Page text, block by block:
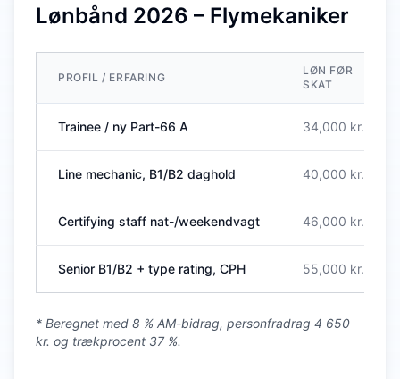
Lønbånd 2026 – Flymekaniker
PROFIL / ERFARING
LØN FØR
SKAT
Trainee / ny Part-66 A 34,000 kr.
Line mechanic, B1/B2 daghold 40,000 kr.
Certifying staff nat-/weekendvagt 46,000 kr.
Senior B1/B2 + type rating, CPH 55,000 kr.
* Beregnet med 8 % AM-bidrag, personfradrag 4 650
kr. og trækprocent 37 %.